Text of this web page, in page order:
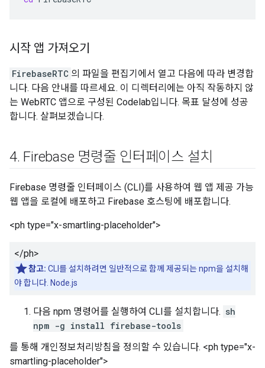
시작 앱 가져오기
FirebaseRTC 의 파일을 편집기에서 열고 다음에 따라 변경합
니다. 다음 안내를 따르세요. 이 디렉터리에는 아직 작동하지 않
는 WebRTC 앱으로 구성된 Codelab입니다. 목표 달성에 성공
합니다. 살펴보겠습니다.
4. Firebase 명령줄 인터페이스 설치
Firebase 명령줄 인터페이스 (CLI)를 사용하여 웹 앱 제공 가능
웹 앱을 로컬에 배포하고 Firebase 호스팅에 배포합니다.
<ph type="x-smartling-placeholder">
</ph>
참고: CLI를 설치하려면 일반적으로 함께 제공되는 npm을 설치해
야 합니다. Node.js
다음 npm 명령어를 실행하여 CLI를 설치합니다. sh
npm -g install firebase-tools
를 통해 개인정보처리방침을 정의할 수 있습니다. <ph type="x-
smartling-placeholder">